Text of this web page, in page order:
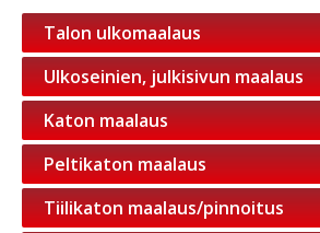
Talon ulkomaalaus
Ulkoseinien, julkisivun maalaus
Katon maalaus
Peltikaton maalaus
Tiilikaton maalaus/pinnoitus